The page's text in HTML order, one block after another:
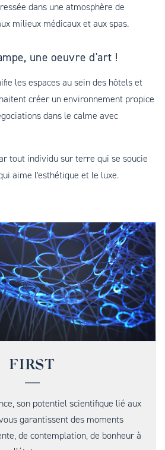
dans une atmosphère de
milieux médicaux et aux spas.
une oeuvre d'art !
les espaces au sein des hôtels et
créer un environnement propice
dans le calme avec
tout individu sur terre qui se soucie
aime l'esthétique et le luxe.
FIRST
son potentiel scientifique lié aux
garantissent des moments
de contemplation, de bonheur à